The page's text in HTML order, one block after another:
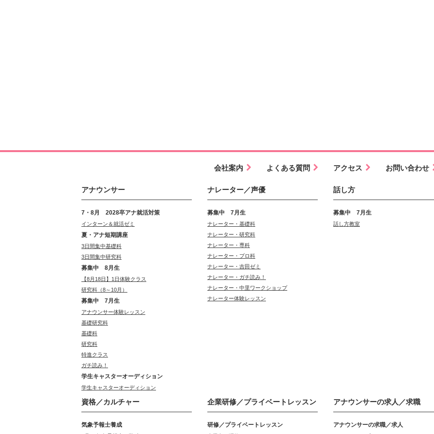
会社案内 よくある質問 アクセス お問い合わせ
アナウンサー
7・8月 2028卒アナ就活対策
インターン＆就活ゼミ
夏・アナ短期講座
3日間集中基礎科
3日間集中研究科
募集中 8月生
【8月18日】1日体験クラス
研究科（8～10月）
募集中 7月生
アナウンサー体験レッスン
基礎研究科
基礎科
研究科
特進クラス
ガチ読み！
学生キャスターオーディション
学生キャスターオーディション
ナレーター／声優
募集中 7月生
ナレーター・基礎科
ナレーター・研究科
ナレーター・専科
ナレーター・プロ科
ナレーター・吉田ゼミ
ナレーター・ガチ読み！
ナレーター・中里ワークショップ
ナレーター体験レッスン
話し方
募集中 7月生
話し方教室
資格／カルチャー
気象予報士養成
企業研修／プライベートレッスン
研修／プライベートレッスン
アナウンサーの求人／求職
アナウンサーの求職／求人